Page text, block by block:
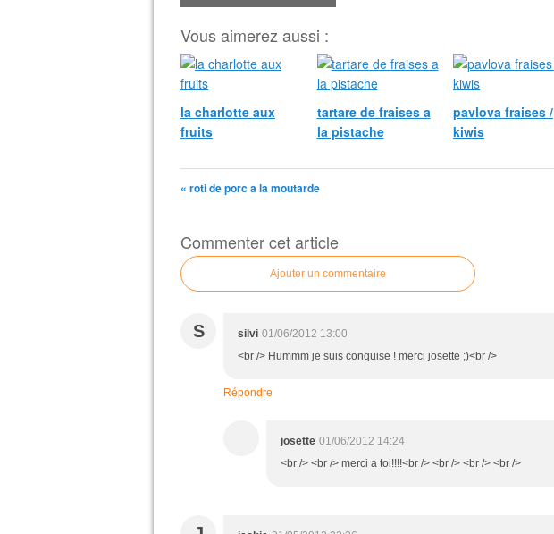
Vous aimerez aussi :
la charlotte aux
fruits
tartare de fraises a
la pistache
pavlova fraises /
kiwis
« roti de porc a la moutarde
Commenter cet article
Ajouter un commentaire
S silvi 01/06/2012 13:00
<br /> Hummm je suis conquise ! merci josette ;)<br />
Répondre
josette 01/06/2012 14:24
<br /> <br /> merci a toi!!!!<br /> <br /> <br /> <br />